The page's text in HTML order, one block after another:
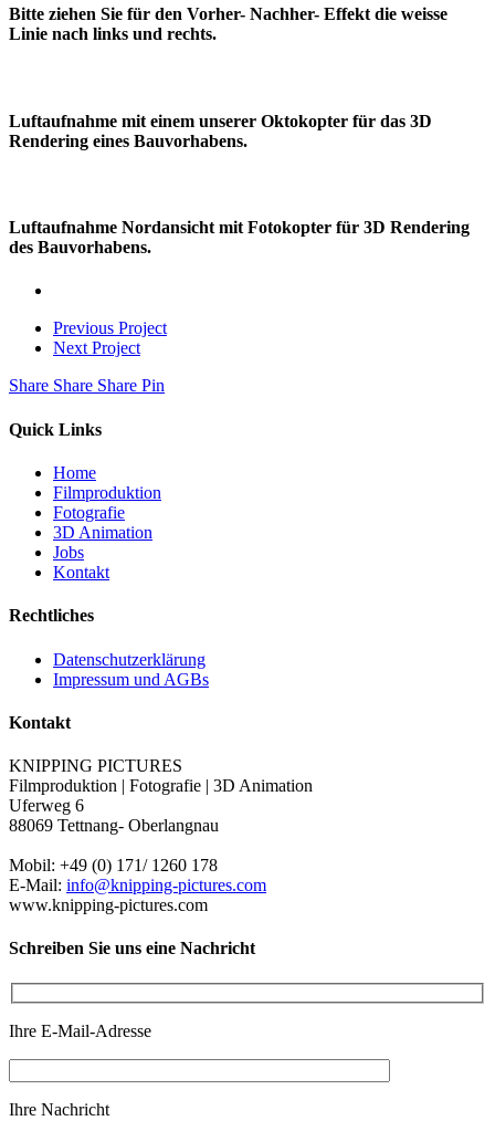
Bitte ziehen Sie für den Vorher- Nachher- Effekt die weisse
Linie nach links und rechts.
Luftaufnahme mit einem unserer Oktokopter für das 3D
Rendering eines Bauvorhabens.
Luftaufnahme Nordansicht mit Fotokopter für 3D Rendering
des Bauvorhabens.
Previous Project
Next Project
Share
Share Share Share Pin
Quick Links
Home
Filmproduktion
Fotografie
3D Animation
Jobs
Kontakt
Rechtliches
Datenschutzerklärung
Impressum und AGBs
Kontakt
KNIPPING PICTURES
Filmproduktion | Fotografie | 3D Animation
Uferweg 6
88069 Tettnang- Oberlangnau
Mobil: +49 (0) 171/ 1260 178
E-Mail: info@knipping-pictures.com
www.knipping-pictures.com
Schreiben Sie uns eine Nachricht
Ihre E-Mail-Adresse
Ihre Nachricht